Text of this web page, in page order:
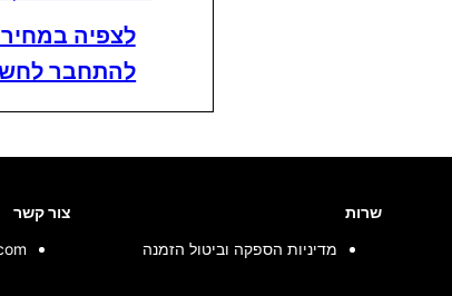
לצפיה
להתחבר
שרות
מדיניות הספקה וביטול הזמנה
צור קשר